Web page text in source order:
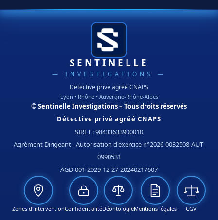
SENTINELLE
— INVESTIGATIONS —
Détective privé agréé CNAPS
Lyon • Rhône • Auvergne-Rhône-Alpes
© Sentinelle Investigations – Tous droits réservés
Détective privé agréé CNAPS
SIRET : 98433633900010
Agrément Dirigeant - Autorisation d'exercice n°2026-0032508-AUT-
0990531
AGD-001-2029-12-27-20240217607
Zones d'interventionConfidentialitéDéontologieMentions légales CGV